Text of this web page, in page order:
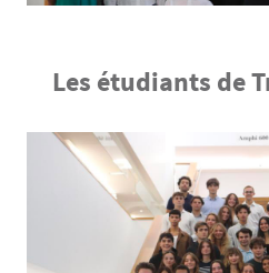
Les étudiants de